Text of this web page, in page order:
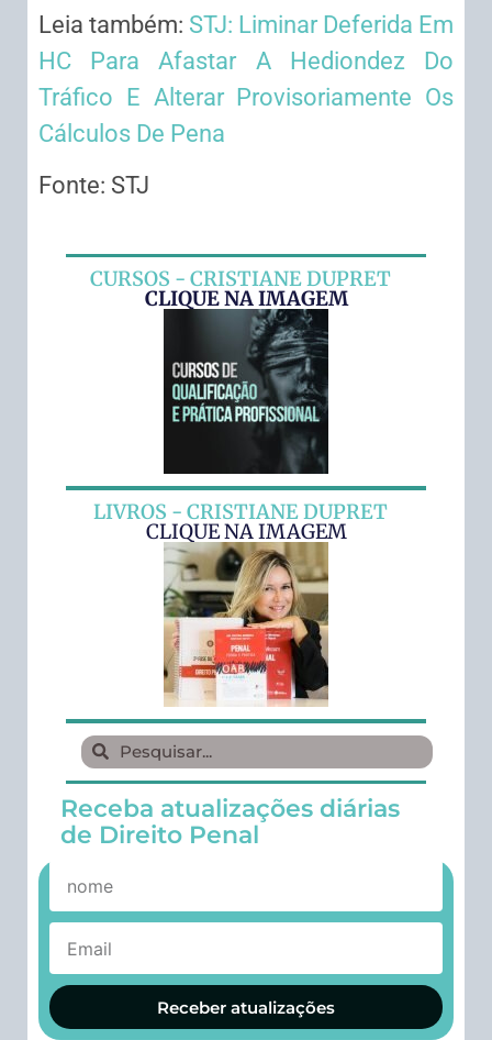
Leia também: STJ: Liminar Deferida Em
HC Para Afastar A Hediondez Do
Tráfico E Alterar Provisoriamente Os
Cálculos De Pena
Fonte: STJ
CURSOS - CRISTIANE DUPRET
CLIQUE NA IMAGEM
LIVROS - CRISTIANE DUPRET
CLIQUE NA IMAGEM
Receba atualizações diárias
de Direito Penal
Receber atualizações